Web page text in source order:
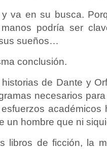
va en su busca.
podría ser
sueños…
conclusión.
de Dante y
necesarios
académicos
un hombre que ni
libros de ficción, la